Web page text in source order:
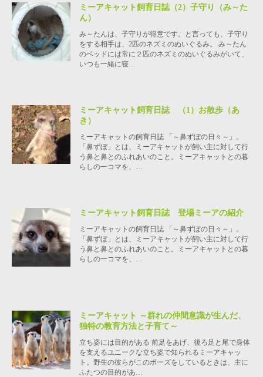
ミーアキャット飼育日誌（2）子守り（み～た
ん）
み～たんは、子守りが得意です。と言っても、子守り
をする相手は、2匹のネズミのぬいぐるみ。 み～たん
のベッドには常に２匹のネズミのぬいぐるみがいて、
いつも一緒に寝…
ミーアキャット飼育日誌 （1）お散歩（あ
き）
ミーアキャットの飼育日誌 「～鼻ずぼの日々～」。
「鼻ずぼ」とは、ミーアキャットが飼い主に対して行
う鼻と鼻とのふれあいのこと。ミーアキャットとの暮
らしの一コマを、…
ミーアキャット飼育日誌 登場ミーアの紹介
ミーアキャットの飼育日誌 「～鼻ずぼの日々～」。
「鼻ずぼ」とは、ミーアキャットが飼い主に対して行
う鼻と鼻とのふれあいのこと。ミーアキャットとの暮
らしの一コマを、…
ミーアキャット ～群れの仲間意識が生んだ、
独特の教育方法と子育て～
立ち姿には目的がある 前足をあげ、後ろ足と尾で身体
を支えるユニークな立ち姿で知られるミーアキャッ
ト。野生の彼らがこのポーズをしているときは、主に
ふたつの目的があ…